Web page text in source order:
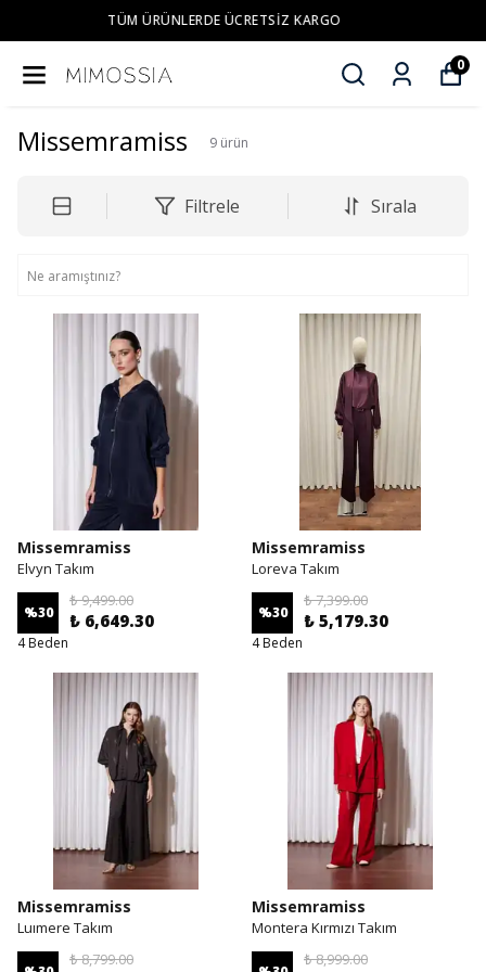
YENI SEZON ÜRÜNLER
0
Missemramiss 9 ürün
Filtrele Sırala
Missemramiss
Elvyn Takım
%30
₺ 9,499.00
₺ 6,649.30
4 Beden
Missemramiss
Loreva Takım
%30
₺ 7,399.00
₺ 5,179.30
4 Beden
Missemramiss
Luımere Takım
₺ 8,799.00
Missemramiss
Montera Kırmızı Takım
₺ 8,999.00